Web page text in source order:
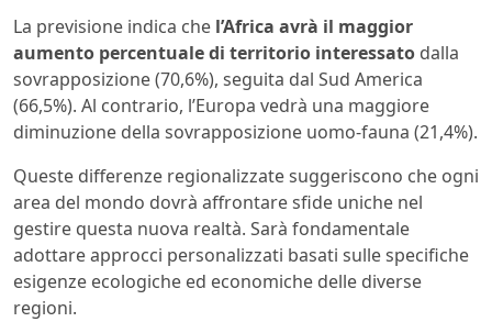
La previsione indica che l’Africa avrà il maggior
aumento percentuale di territorio interessato dalla
sovrapposizione (70,6%), seguita dal Sud America
(66,5%). Al contrario, l’Europa vedrà una maggiore
diminuzione della sovrapposizione uomo-fauna (21,4%).
Queste differenze regionalizzate suggeriscono che ogni
area del mondo dovrà affrontare sfide uniche nel
gestire questa nuova realtà. Sarà fondamentale
adottare approcci personalizzati basati sulle specifiche
esigenze ecologiche ed economiche delle diverse
regioni.